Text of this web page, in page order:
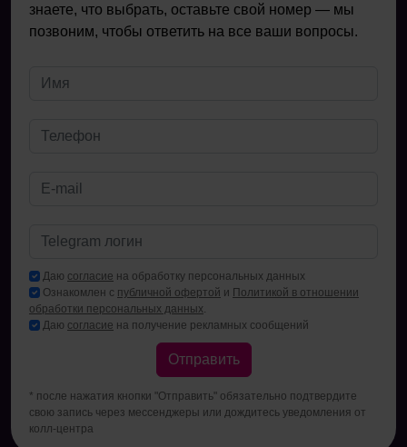
знаете, что выбрать, оставьте свой номер — мы
позвоним, чтобы ответить на все ваши вопросы.
Даю согласие на обработку персональных данных
Ознакомлен с публичной офертой и Политикой в отношении
обработки персональных данных.
Даю согласие на получение рекламных сообщений
Отправить
* после нажатия кнопки "Отправить" обязательно подтвердите
свою запись через мессенджеры или дождитесь уведомления от
колл-центра